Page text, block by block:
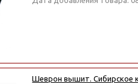
Шеврон вышит. Сибирское